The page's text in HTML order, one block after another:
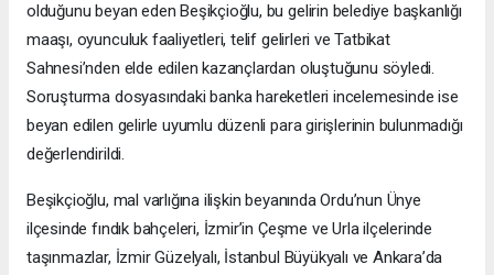
olduğunu beyan eden Beşikçioğlu, bu gelirin belediye başkanlığı
maaşı, oyunculuk faaliyetleri, telif gelirleri ve Tatbikat
Sahnesi’nden elde edilen kazançlardan oluştuğunu söyledi.
Soruşturma dosyasındaki banka hareketleri incelemesinde ise
beyan edilen gelirle uyumlu düzenli para girişlerinin bulunmadığı
değerlendirildi.
Beşikçioğlu, mal varlığına ilişkin beyanında Ordu’nun Ünye
ilçesinde fındık bahçeleri, İzmir’in Çeşme ve Urla ilçelerinde
taşınmazlar, İzmir Güzelyalı, İstanbul Büyükyalı ve Ankara’da